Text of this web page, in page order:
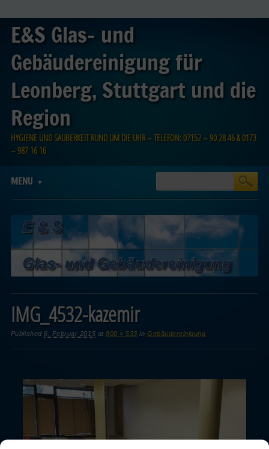
E&S Glas- und
Gebäudereinigung für
Leonberg, Stuttgart und die
Region
HYGIENE UND SAUBERKEIT RUND UM DIE UHR – TELEFON: 07152 – 90 28 46 & 0173
– 987 16 16
Main menu
MENU
IMG_4532-kazemir
Published6. Februar 2015 at800 × 533 inGebäudereinigung